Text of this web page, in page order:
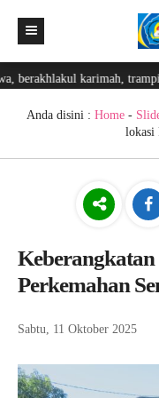
Beranda
Berita
Prestasi
Ekskul
GTK
Login Web
berakhlakul karimah, trampil
Anda disini : Home-
lokasi
Keberangkatan
Perkemahan
Sabtu, 11 Oktober 2025